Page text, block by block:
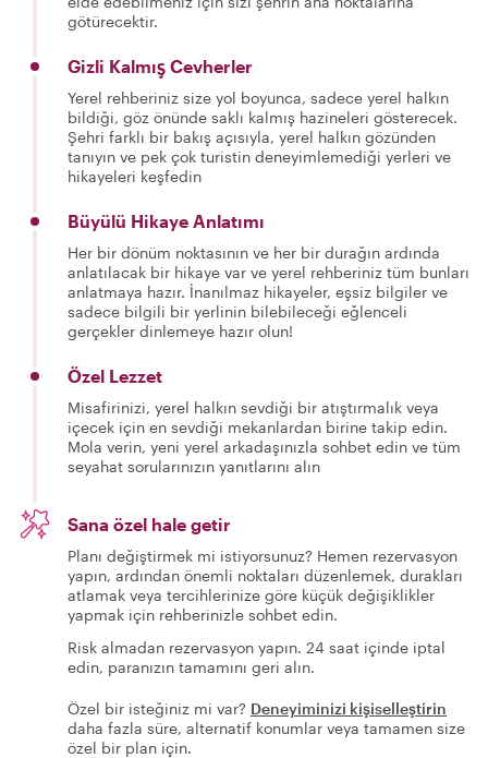
götürecektir.
Gizli Kalmış Cevherler
Yerel rehberiniz size yol boyunca, sadece yerel halkın
bildiği, göz önünde saklı kalmış hazineleri gösterecek.
Şehri farklı bir bakış açısıyla, yerel halkın gözünden
tanıyın ve pek çok turistin deneyimlemediği yerleri ve
hikayeleri keşfedin
Büyülü Hikaye Anlatımı
Her bir dönüm noktasının ve her bir durağın ardında
anlatılacak bir hikaye var ve yerel rehberiniz tüm bunları
anlatmaya hazır. İnanılmaz hikayeler, eşsiz bilgiler ve
sadece bilgili bir yerlinin bilebileceği eğlenceli
gerçekler dinlemeye hazır olun!
Özel Lezzet
Misafirinizi, yerel halkın sevdiği bir atıştırmalık veya
içecek için en sevdiği mekanlardan birine takip edin.
Mola verin, yeni yerel arkadaşınızla sohbet edin ve tüm
seyahat sorularınızın yanıtlarını alın
Sana özel hale getir
Planı değiştirmek mi istiyorsunuz? Hemen rezervasyon
yapın, ardından önemli noktaları düzenlemek, durakları
atlamak veya tercihlerinize göre küçük değişiklikler
yapmak için rehberinizle sohbet edin.
Risk almadan rezervasyon yapın. 24 saat içinde iptal
edin, paranızın tamamını geri alın.
Özel bir isteğiniz mi var? Deneyiminizi kişiselleştirin
daha fazla süre, alternatif konumlar veya tamamen size
özel bir plan için.